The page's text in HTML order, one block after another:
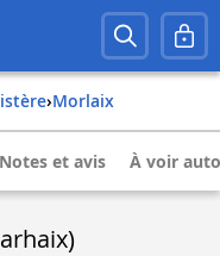
› morlaix
Notes et avis À voir